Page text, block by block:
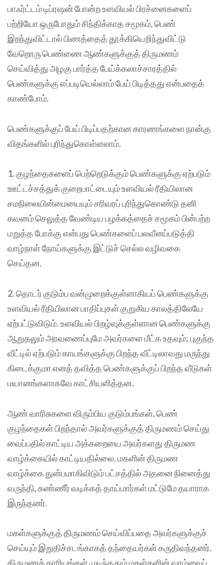
பாஃர்ட்டம் டிப்ரஷன் போன்ற உளவியல் பிரச்னைகளைப்
பற்றியோ ஒருபோதும் சிந்திக்காத சமூகம், பெண்
இறந்துவிட்டால் பிணத்தைத் தூக்கியெறிந்துவிட்டு
வேறொரு பெண்ணை ஆண்களுக்குத் திருமணம்
செய்வித்து அழகு பார்த்த பேய்க்கலாச்சாரத்தில்
பெண்களுக்கு எப்படியெல்லாம் பேய் பிடித்தது என்பதைக்
காண்போம்.
பெண்களுக்குப் பேய் பிடிப்பதற்கான காரணங்களை நான்கு
விதங்களில் புரிந்துகொள்ளலாம்.
1. குழந்தைகளைப் பெற்றெடுக்கும் பெண்களுக்கு ஏற்படும்
ஊட்டச்சத்துக் குறைபாட்டையும் உளவியல் ரீதியிலான
சமநிலையின்மையையும் சரிவரப் புரிந்துகொண்டு தனி
கவனம் செலுத்த வேண்டிய பழக்கத்தைச் சமூகம் பின்பற்ற
மறுத்த போக்கு என்பது பெண்களைப் பலவீனப்படுத்தி
வாழ்நாள் நோய்களுக்கு இட்டுச் செல்ல வழிவகை
செய்தன.
2. தொடர் குடும்ப வன்முறைக்குள்ளாகியப் பெண்களுக்கு
உளவியல் ரீதியிலான பாதிப்புகள் குறுகிய காலத்திலேயே
ஏற்பட்டுவிடும். உளவியல் பிறழ்வுக்குள்ளான பெண்களுக்கு
ஆறுதலும் அரவணைப்புமே அவர்களை மீட்க உதவும்; புகுந்த
வீட்டில் ஏற்படும் காயங்களுக்கு பிறந்த வீட்டிலாவது மருந்து
கிடைக்குமா எனத் தவித்த பெண்களுக்குப் பிறந்த வீடுகள்
மயானங்களாகவே காட்சியளித்தன.
ஆண் வாரிசுகளை விரும்பிய குடும்பங்கள், பெண்
குழந்தைகள் பிறந்தால் அவர்களுக்குத் திருமணம் செய்து
வைப்பதில் காட்டிய அக்கறையை அவர்களது திருமண
வாழ்க்கையில் காட்டியதில்லை. மகளின் திருமண
வாழ்க்கை துன்பமாகிவிடும் பட்சத்தில் அதனை நினைத்து
வருந்தி, கண்ணீர் வடிக்கத் தாய்மார்கள் மட்டுமே தயாராக
இருந்தனர்.
மகள்களுக்குத் திருமணம் செய்விப்பதை அவர்களுக்குச்
செய்யும் இறுதிச்சடங்காகத் தந்தையர்கள் கருதிவந்தனர்.
திருமணக் காரியங்கள் முடிந்ததும் மகள்களின் வாழ்வைப்